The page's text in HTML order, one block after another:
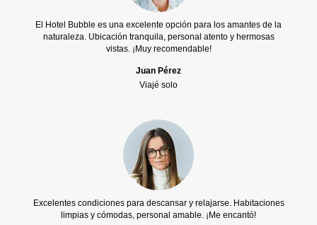
El Hotel Bubble es una excelente opción para los amantes de la
naturaleza. Ubicación tranquila, personal atento y hermosas
vistas. ¡Muy recomendable!
Juan Pérez
Viajé solo
Excelentes condiciones para descansar y relajarse. Habitaciones
limpias y cómodas, personal amable. ¡Me encantó!